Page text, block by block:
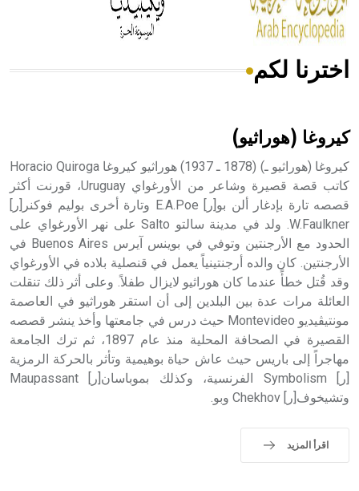
هل تعلم أن الأبسيد كلمة فرنسية اللفظ تم اعتمادها مصطلحاً
- هل تعلم أن أبجر Abgar اسم معروف جيداً يعود إلى عدد من
الملوك الذين حكموا مدينة إديسا (الرها) من أبجر الأول وحتى
التاسع، وهم ينتسبون إلى أسرة أوسروين
- هل تعلم أن الأبجدية الكنعانية تتألف من /22/ علامة كتابية
sign تكتب منفصلة غير متصلة، وتعتمد المبدأ الأكوروفوني،
حيث تقتصر القيمة الصوتية للعلامة الك
اخترنا لكم
كيروغا (هوراثيو)
كيروغا (هوراثيو ـ) (1878 ـ 1937) هوراثيو كيروغا Horacio Quiroga
كاتب قصة قصيرة وشاعر من الأورغواي Uruguay، قورنت أكثر
قصصه تارة بإدغار ألن بو[ر] E.A.Poe وتارة أخرى بوليم فوكنر[ر]
W.Faulkner. ولد في مدينة سالتو Salto على نهر الأورغواي على
الحدود مع الأرجنتين وتوفي في بوينس آيرس Buenos Aires في
الأرجنتين. كان والده أرجنتينياً يعمل في قنصلية بلاده في الأورغواي
وقد قُتل خطأً عندما كان هوراثيو لايزال طفلاً. وعلى أثر ذلك تنقلت
العائلة مرات عدة بين البلدين إلى أن استقر هوراثيو في العاصمة
مونتيڤيديو Montevideo حيث درس في جامعتها وأخذ ينشر قصصه
القصيرة في الصحافة المحلية منذ عام 1897، ثم ترك الجامعة
مهاجراً إلى باريس حيث عاش حياة بوهيمية وتأثر بالحركة الرمزية
[ر] Symbolism الفرنسية، وكذلك بموباسان[ر] Maupassant
وتشيخوف[ر] Chekhov وبو.
اقرأ المزيد